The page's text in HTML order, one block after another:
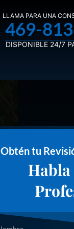
LLAMA PARA UNA
469-
DISPONIBLE 24/7
Obtén tu